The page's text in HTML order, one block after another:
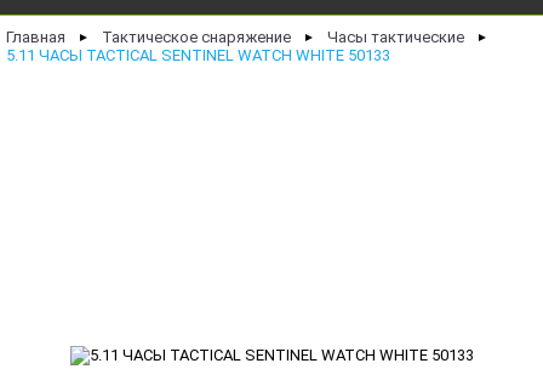
Главная ► Тактическое снаряжение ► Часы тактические ►
5.11 ЧАСЫ TACTICAL SENTINEL WATCH WHITE 50133